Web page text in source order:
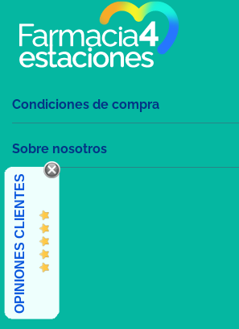
Condiciones de compra
Sobre nosotros
OPINIONES CLIENTES